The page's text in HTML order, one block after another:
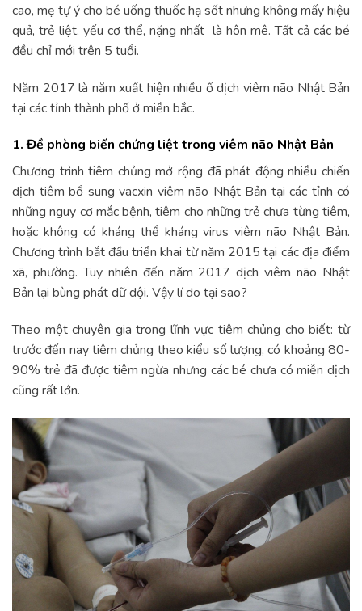
cao, mẹ tự ý cho bé uống thuốc hạ sốt nhưng không mấy hiệu
quả, trẻ liệt, yếu cơ thể, nặng nhất là hôn mê. Tất cả các bé
đều chỉ mới trên 5 tuổi.
Năm 2017 là năm xuất hiện nhiều ổ dịch viêm não Nhật Bản
tại các tỉnh thành phố ở miền bắc.
1. Đề phòng biến chứng liệt trong viêm não Nhật Bản
Chương trình tiêm chủng mở rộng đã phát động nhiều chiến
dịch tiêm bổ sung vacxin viêm não Nhật Bản tại các tỉnh có
những nguy cơ mắc bệnh, tiêm cho những trẻ chưa từng tiêm,
hoặc không có kháng thể kháng virus viêm não Nhật Bản.
Chương trình bắt đầu triển khai từ năm 2015 tại các địa điểm
xã, phường. Tuy nhiên đến năm 2017 dịch viêm não Nhật
Bản lại bùng phát dữ dội. Vậy lí do tại sao?
Theo một chuyên gia trong lĩnh vực tiêm chủng cho biết: từ
trước đến nay tiêm chủng theo kiểu số lượng, có khoảng 80-
90% trẻ đã được tiêm ngừa nhưng các bé chưa có miễn dịch
cũng rất lớn.